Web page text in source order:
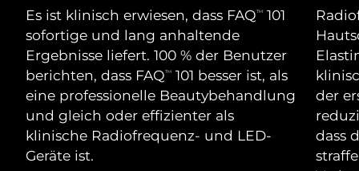
Es ist klinisch erwiesen, dass FAQTM
101
sofortige und lang anhaltende
Ergebnisse liefert. 100 % der Benutzer
berichten, dass FAQTM
101 besser ist, als
eine professionelle Beautybehandlung
und gleich oder effizienter als
klinische Radiofrequenz- und LED-
Geräte ist.
der
dass
For healthy hair
18% PAP
Kosmetik Männer
Kaufe alles
Isle of Man Erwartete Lieferung 8/12/26
Israel Erwartete Lieferung 8/14/26
Italien Erwartete Lieferung
Japan